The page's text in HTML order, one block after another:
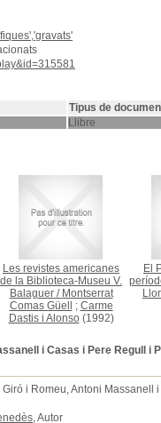
Tipus de
Llibre
Les revistes americanes
de la Biblioteca-Museu V.
Balaguer/ Montserrat
Comas Güell
; Carme
Dastis i Alonso(1992)
El
i Casas i Pere Regull i
i Romeu, Antoni Massanell
, Autor